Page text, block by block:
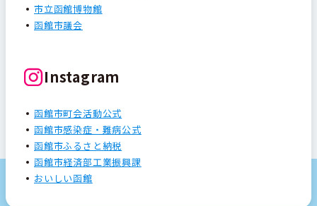
市立函館博物館
函館市議会
Instagram
函館市町会活動公式
函館市感染症・難病公式
函館市ふるさと納税
函館市経済部工業振興課
おいしい函館